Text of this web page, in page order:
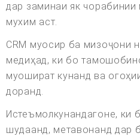
дар заминаи як
мухим аст.
CRM муосир ба мизоҷони
медиҳад, ки бо
муошират кунанд ва
доранд.
Истеъмолкунандагоне, ки
шудаанд, метавонанд дар